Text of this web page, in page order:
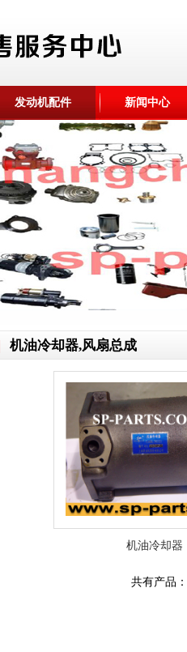
发动机配件 新闻中心
机油冷却器,风扇总成
机油冷却器
共有产品：